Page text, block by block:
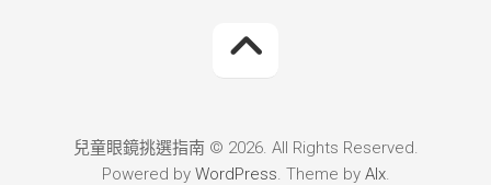
兒童眼鏡挑選指南 © 2026. All Rights Reserved.
Powered by WordPress. Theme by Alx.